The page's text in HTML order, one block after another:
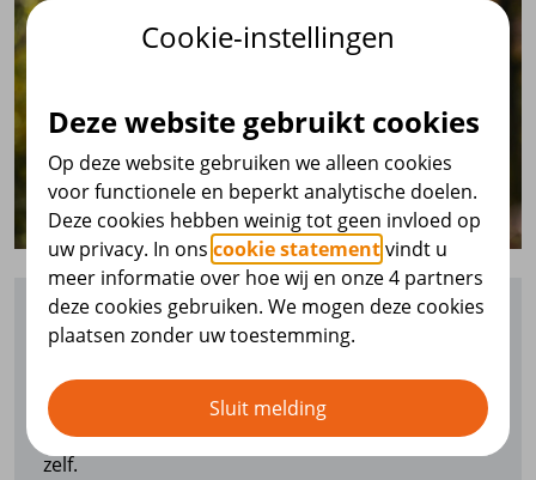
Voor uw pensioen uit de
Beschikbarepremieregeling en/of
Nettopensioenregeling bouwt u een persoonlijk
pensioenkapitaal op. We beleggen dit kapitaal
volgens een risicoprofiel. Het risicoprofiel kiest u
zelf.
Cookie-instellingen
Deze website gebruikt cookies
Op deze website gebruiken we alleen cookies
voor functionele en beperkt analytische doelen.
Deze cookies hebben weinig tot geen invloed op
uw privacy. In onscookie statementvindt u
meer informatie over hoe wij en onze 4 partners
deze cookies gebruiken. We mogen deze cookies
plaatsen zonder uw toestemming.
Sluit melding